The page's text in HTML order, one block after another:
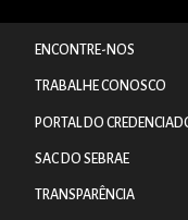
ENCONTRE-NOS
TRABALHE CONOSCO
PORTAL DO
SAC DO SEBRAE
TRANSPARÊNCIA